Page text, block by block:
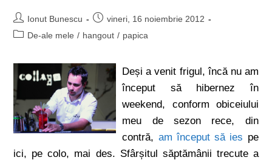
Ionut Bunescu
vineri, 16 noiembrie 2012
De-ale mele / hangout / papica
Deși a venit frigul, încă nu am
început să hibernez în
weekend, conform obiceiului
meu de sezon rece, din
contră, am început să ies pe
ici, pe colo, mai des. Sfârșitul săptămânii trecute a